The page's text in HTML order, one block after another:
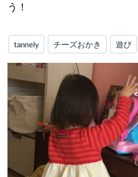
う！
tannely チーズおかき 遊び